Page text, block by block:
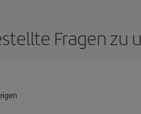
Fragen zu